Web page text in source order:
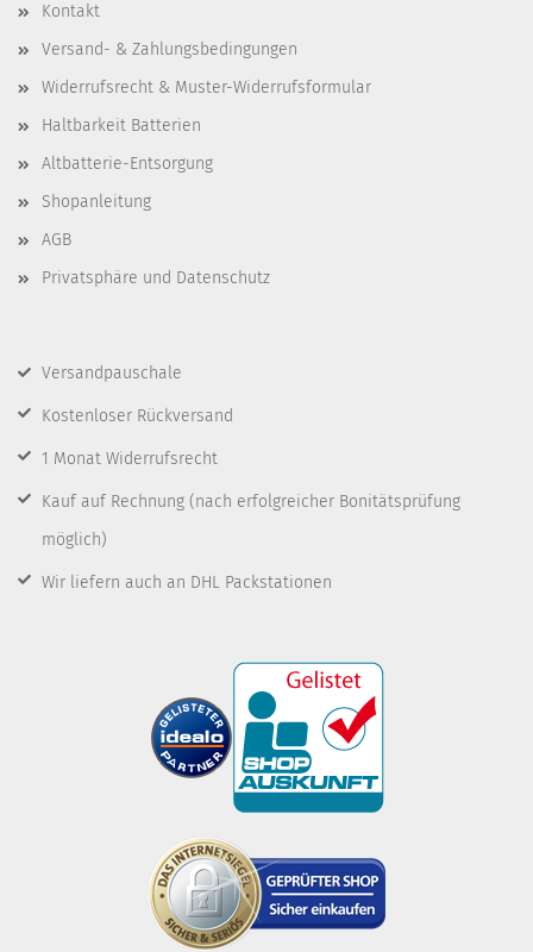
Kontakt
Versand- & Zahlungsbedingungen
Widerrufsrecht & Muster-Widerrufsformular
Haltbarkeit Batterien
Altbatterie-Entsorgung
Shopanleitung
AGB
Privatsphäre und Datenschutz
Versandpauschale
Kostenloser Rückversand
1 Monat Widerrufsrecht
Kauf auf Rechnung (nach erfolgreicher Bonitätsprüfung
möglich)
Wir liefern auch an DHL Packstationen